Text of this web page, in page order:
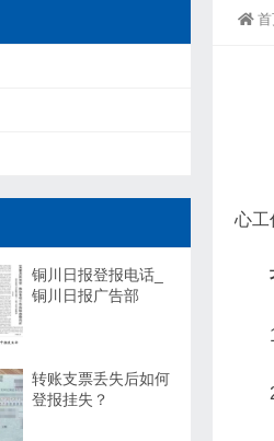
心工
铜川日报登报电话_
铜川日报广告部
转账支票丢失后如何
登报挂失？